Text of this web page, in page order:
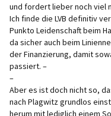
und fordert lieber noch viel
Ich finde die LVB definitiv
Punkto Leidenschaft beim
da sicher auch beim
der Finanzierung, damit
passiert. –
–
Aber es ist doch nicht so,
nach Plagwitz grundlos
herum mit lediglich einem